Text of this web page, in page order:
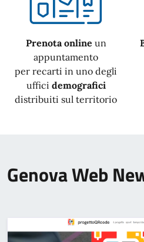
Prenota online un
appuntamento
per recarti in uno degli
uffici demografici
distribuiti sul territorio
Genova Web